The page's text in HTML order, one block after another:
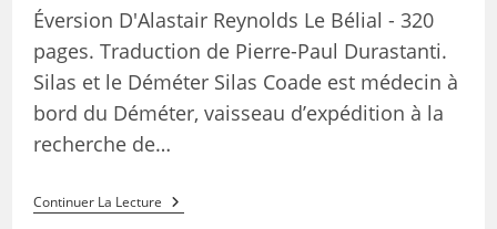
Éversion D'Alastair Reynolds Le Bélial - 320
pages. Traduction de Pierre-Paul Durastanti.
Silas et le Déméter Silas Coade est médecin à
bord du Déméter, vaisseau d’expédition à la
recherche de…
Continuer La Lecture